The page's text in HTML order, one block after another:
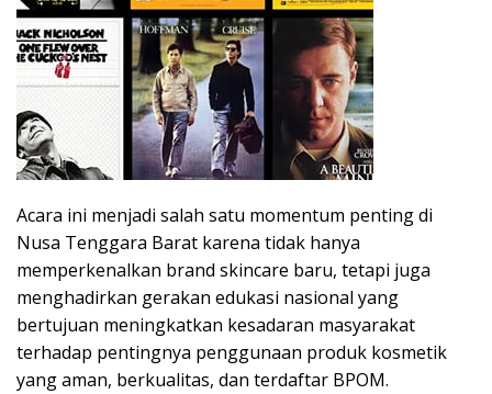
Acara ini menjadi salah satu momentum penting di
Nusa Tenggara Barat karena tidak hanya
memperkenalkan brand skincare baru, tetapi juga
menghadirkan gerakan edukasi nasional yang
bertujuan meningkatkan kesadaran masyarakat
terhadap pentingnya penggunaan produk kosmetik
yang aman, berkualitas, dan terdaftar BPOM.